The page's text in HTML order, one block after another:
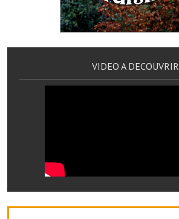
France services
France Renov
Services publics communaux
Terrains et maisons à vendre
Etablissements scolaires
VIDEO A DECOUVRIR